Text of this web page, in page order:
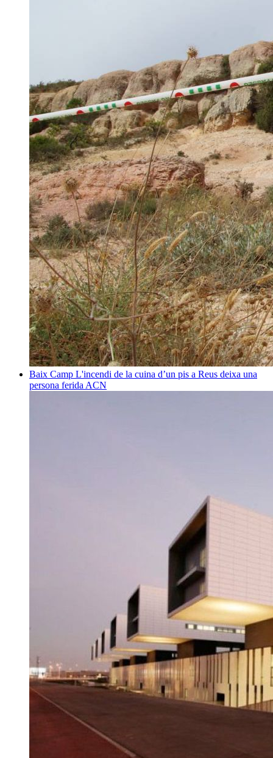
Baix Camp L'incendi de la cuina d’un pis a Reus deixa una
persona ferida ACN